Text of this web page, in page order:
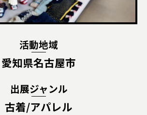
活動地域
愛知県名古屋市
出展ジャンル
古着/アパレル